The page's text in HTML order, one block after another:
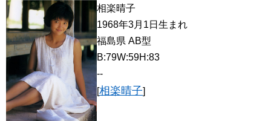
相楽晴子
1968年3月1日生まれ
福島県 AB型
B:79W:59H:83
--
[相楽晴子]